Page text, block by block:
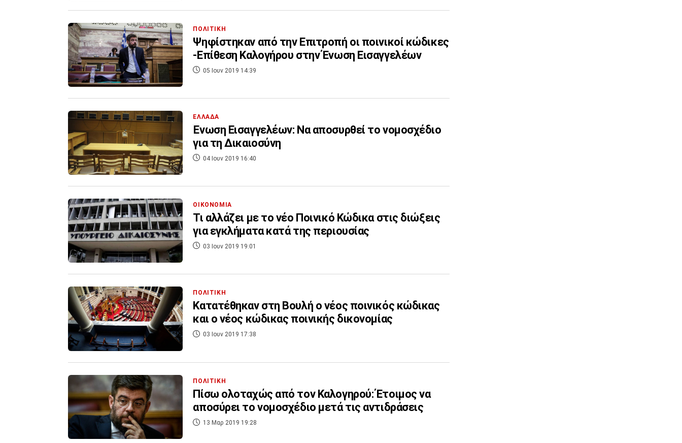
ΠΟΛΙΤΙΚΗ
Ψηφίστηκαν από την Επιτροπή οι ποινικοί κώδικες
-Επίθεση Καλογήρου στην Ένωση Εισαγγελέων
05 Ιουν 2019 14:39
ΕΛΛΑΔΑ
Ένωση Εισαγγελέων: Να αποσυρθεί το νομοσχέδιο
για τη Δικαιοσύνη
04 Ιουν 2019 16:40
ΟΙΚΟΝΟΜΙΑ
Τι αλλάζει με το νέο Ποινικό Κώδικα στις διώξεις
για εγκλήματα κατά της περιουσίας
03 Ιουν 2019 19:01
ΠΟΛΙΤΙΚΗ
Κατατέθηκαν στη Βουλή ο νέος ποινικός κώδικας
και ο νέος κώδικας ποινικής δικονομίας
03 Ιουν 2019 17:38
ΠΟΛΙΤΙΚΗ
Πίσω ολοταχώς από τον Καλογηρού: Έτοιμος να
αποσύρει το νομοσχέδιο μετά τις αντιδράσεις
13 Μαρ 2019 19:28